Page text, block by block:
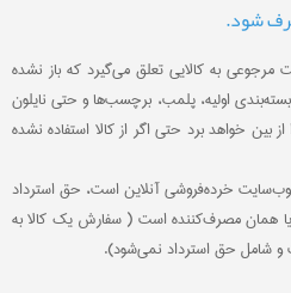
شود.
مرجوعی به کالایی تعلق می‌گیرد که باز نشده
اولیه، پلمب، برچسب‌ها و حتی نایلون
بین خواهد برد حتی اگر از کالا استفاده نشده
خرده‌فروشی آنلاین است، حق استرداد
همان مصرف‌کننده است ( سفارش یک کالا به
و شامل حق استرداد نمی‌شود).